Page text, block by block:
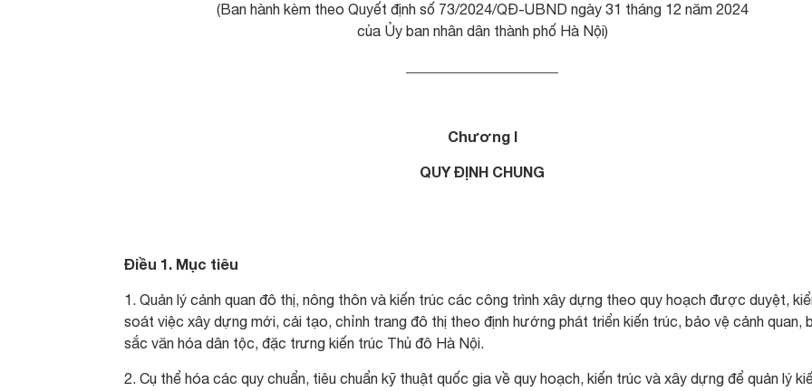
(Ban hành kèm theo Quyết định số 73/2024/QĐ-UBND ngày 31 tháng 12 năm 2024
của Ủy ban nhân dân thành phố Hà Nội)
Chương I
QUY ĐỊNH CHUNG
Điều 1. Mục tiêu
1. Quản lý cảnh quan đô thị, nông thôn và kiến trúc các công trình xây dựng theo quy hoạch được duyệt,
soát việc xây dựng mới, cải tạo, chỉnh trang đô thị theo định hướng phát triển kiến trúc, bảo vệ cảnh quan,
sắc văn hóa dân tộc, đặc trưng kiến trúc Thủ đô Hà Nội.
2. Cụ thể hóa các quy chuẩn, tiêu chuẩn kỹ thuật quốc gia về quy hoạch, kiến trúc và xây dựng để quản lý